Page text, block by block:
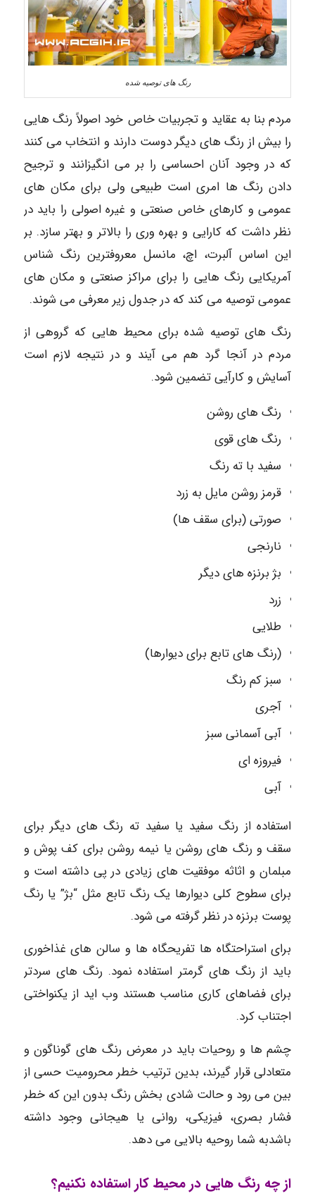
رنگ های توصیه شده
مردم بنا به عقاید و تجربیات خاص خود اصولاً رنگ هایی
را بیش از رنگ های دیگر دوست دارند و انتخاب می کنند
که در وجود آنان احساسی را بر می انگیزانند و ترجیح
دادن رنگ ها امری است طبیعی ولی برای مکان های
عمومی و کارهای خاص صنعتی و غیره اصولی را باید در
نظر داشت که کارایی و بهره وری را بالاتر و بهتر سازد. بر
این اساس آلبرت، اچ، مانسل معروفترین رنگ شناس
آمریکایی رنگ هایی را برای مراکز صنعتی و مکان های
عمومی توصیه می کند که در جدول زیر معرفی می شوند.
رنگ های توصیه شده برای محیط هایی که گروهی از
مردم در آنجا گرد هم می آیند و در نتیجه لازم است
آسایش و کارآیی تضمین شود.
رنگ های روشن
رنگ های قوی
سفید با ته رنگ
قرمز روشن مایل به زرد
صورتی (برای سقف ها)
نارنجی
بژ برنزه های دیگر
زرد
طلایی
(رنگ های تابع برای دیوارها)
سبز کم رنگ
آجری
آبی آسمانی سبز
فیروزه ای
آبی
استفاده از رنگ سفید یا سفید ته رنگ های دیگر برای
سقف و رنگ های روشن یا نیمه روشن برای کف پوش و
مبلمان و اثاثه موفقیت های زیادی در پی داشته است و
برای سطوح کلی دیوارها یک رنگ تابع مثل “بژ” یا رنگ
پوست برنزه در نظر گرفته می شود.
برای استراحتگاه ها تفریحگاه ها و سالن های غذاخوری
باید از رنگ های گرمتر استفاده نمود. رنگ های سردتر
برای فضاهای کاری مناسب هستند وب اید از یکنواختی
اجتناب کرد.
چشم ها و روحیات باید در معرض رنگ های گوناگون و
متعادلی قرار گیرند، بدین ترتیب خطر محرومیت حسی از
بین می رود و حالت شادی بخش رنگ بدون این که خطر
فشار بصری، فیزیکی، روانی یا هیجانی وجود داشته
باشدبه شما روحیه بالایی می دهد.
از چه رنگ هایی در محیط کار استفاده نکنیم؟